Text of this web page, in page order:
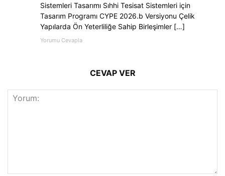
Sistemleri Tasarımı Sıhhi Tesisat Sistemleri için
Tasarım Programı CYPE 2026.b Versiyonu Çelik
Yapılarda Ön Yeterliliğe Sahip Birleşimler […]
Yorumu Cevapla
CEVAP VER